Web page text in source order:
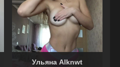
Ульяна Alknwt